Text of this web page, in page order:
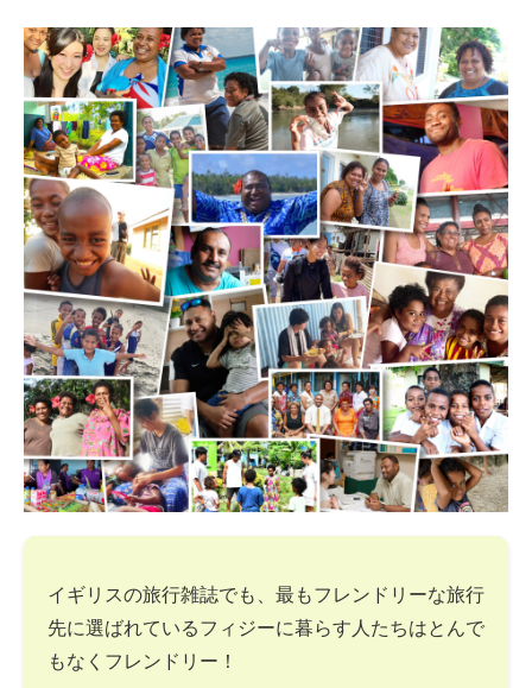
イギリスの旅行雑誌でも、最もフレンドリーな旅行
先に選ばれているフィジーに暮らす人たちはとんで
もなくフレンドリー！